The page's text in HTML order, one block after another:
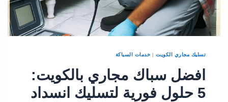
تسليك مجاري الكويت| خدمات السباكة
افضل سباك مجاري بالكويت:
5 حلول فورية لتسليك انسداد